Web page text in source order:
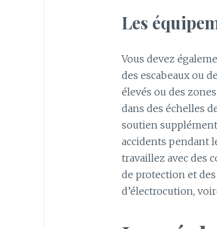
Les
Vous devez
des escabeaux ou
élevés ou des
dans des échelles
soutien
accidents pendant
travaillez avec des
de protection et
d’électrocution,